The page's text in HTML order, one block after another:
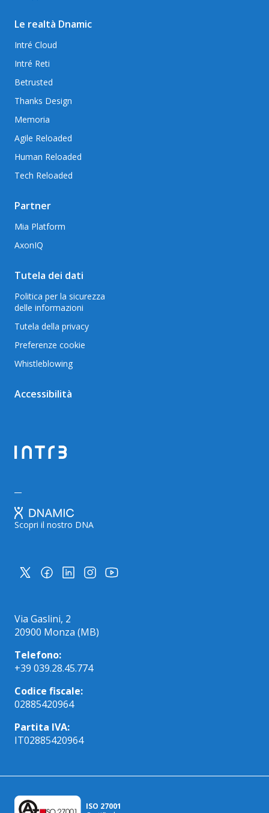
Le realtà Dnamic
Intré Cloud
Intré Reti
Betrusted
Thanks Design
Memoria
Agile Reloaded
Human Reloaded
Tech Reloaded
Partner
Mia Platform
AxonIQ
Tutela dei dati
Politica per la sicurezza
delle informazioni
Tutela della privacy
Preferenze cookie
Whistleblowing
Accessibilità
Scopri il nostro DNA
Via Gaslini, 2
20900 Monza (MB)
Telefono:
+39 039.28.45.774
Codice fiscale:
02885420964
Partita IVA:
IT02885420964
ISO 27001